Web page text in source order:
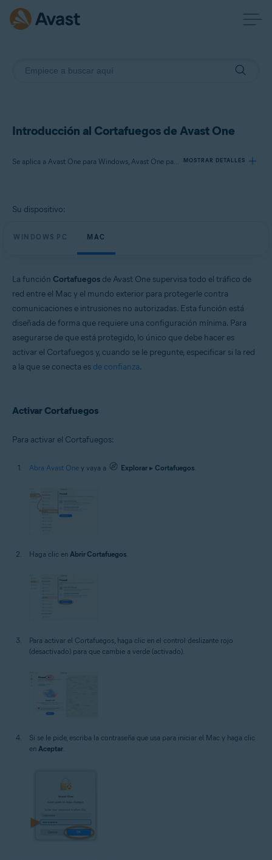
Introducción al Cortafuegos de Avast One
Se aplica a Avast One para Windows, Avast One para Mac MOSTRAR DETALLES
Productos:
Avast One 24.x para Mac
Microsoft Windows 11 Home/Pro/Enterprise/Education
Microsoft Windows 8.1/Pro/Enterprise - 32 o 64 bits
Microsoft Windows 8/Pro/Enterprise - 32 o 64 bits
Microsoft Windows 7 Home Basic/Home
Convenient Rollup Update, 32 o 64 bits
Apple macOS 14.x (Sonoma)
Apple macOS 10.15.x (Catalina)
Su dispositivo:
WINDOWS PC MAC
La función Cortafuegos de Avast One supervisa todo el tráfico de
red entre el Mac y el mundo exterior para protegerle contra
comunicaciones e intrusiones no autorizadas. Esta función está
diseñada de forma que requiere una configuración mínima. Para
asegurarse de que está protegido, lo único que debe hacer es
activar el Cortafuegos y, cuando se le pregunte, especificar si la red
a la que se conecta es de confianza.
Activar Cortafuegos
Para activar el Cortafuegos:
Abra Avast One y vaya a Explorar ▸ Cortafuegos.
Haga clic en Abrir Cortafuegos.
Para activar el Cortafuegos, haga clic en el control deslizante rojo
(desactivado) para que cambie a verde (activado).
Si se le pide, escriba la contraseña que usa para iniciar el Mac y haga clic
en Aceptar.